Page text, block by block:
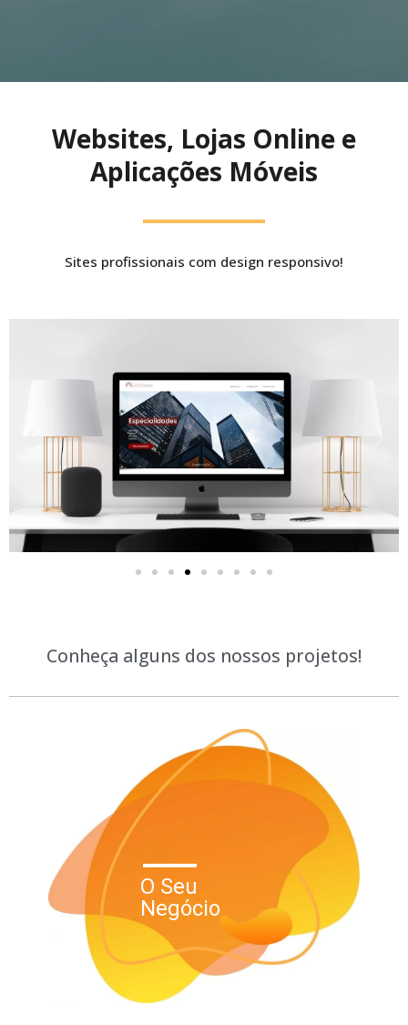
Websites, Lojas Online e
Aplicações Móveis
Sites profissionais com design responsivo!
Conheça alguns dos nossos projetos!
O Seu
Negócio